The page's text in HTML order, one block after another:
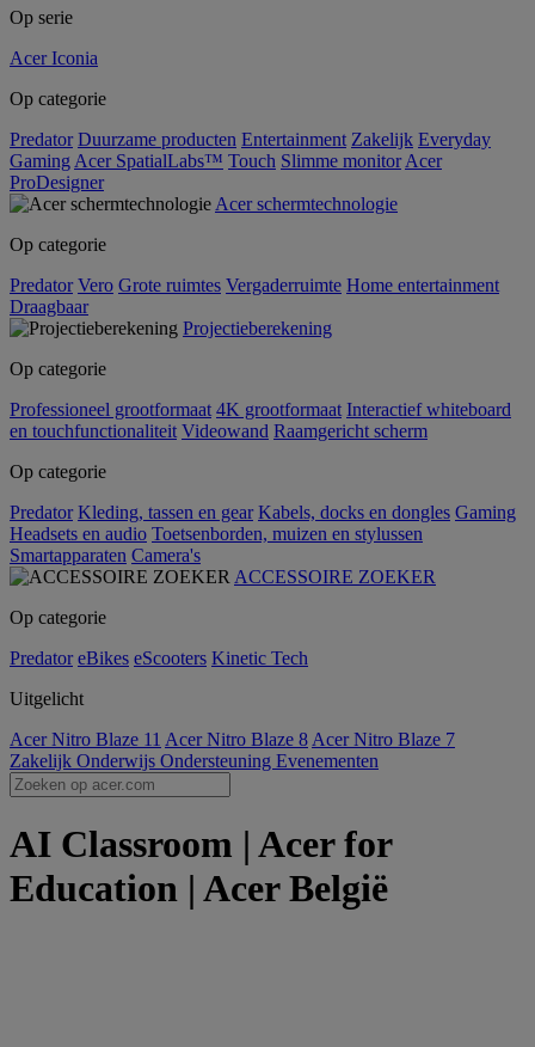
Op serie
Acer Iconia
Op categorie
Predator Duurzame producten Entertainment Zakelijk Everyday
Gaming Acer SpatialLabs™ Touch Slimme monitor Acer
ProDesigner
Acer schermtechnologie
Op categorie
Predator Vero Grote ruimtes Vergaderruimte Home entertainment
Draagbaar
Projectieberekening
Op categorie
Professioneel grootformaat 4K grootformaat Interactief whiteboard
en touchfunctionaliteit Videowand Raamgericht scherm
Op categorie
Predator Kleding, tassen en gear Kabels, docks en dongles Gaming
Headsets en audio Toetsenborden, muizen en stylussen
Smartapparaten Camera's
ACCESSOIRE ZOEKER
Op categorie
Predator eBikes eScooters Kinetic Tech
Uitgelicht
Acer Nitro Blaze 11 Acer Nitro Blaze 8 Acer Nitro Blaze 7
Zakelijk Onderwijs Ondersteuning Evenementen
AI Classroom | Acer for
Education | Acer België